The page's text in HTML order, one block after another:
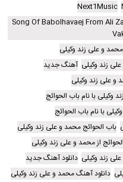
Next1Music
Song Of Babolhavaej From Ali
و علی زند وکیلی
زند وکیلی آهنگ جدید
علی زند وکیلی
با نام باب الحوائج
با نام باب الحوائج
باب الحوائج محمد و علی زند وکیلی
از محمد و علی زند وکیلی
زند وکیلی دانلود آهنگ جدید
دانلود آهنگ محمد و علی زند وکیلی